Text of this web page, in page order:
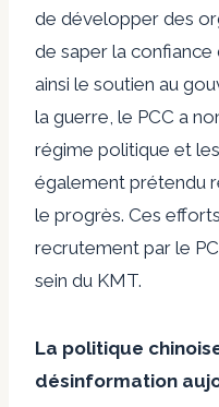
de développer des
de saper la confiance
ainsi le soutien au
la guerre, le PCC a
régime politique et
également prétendu
le progrès. Ces
recrutement par le
sein du KMT.
La politique
désinformation